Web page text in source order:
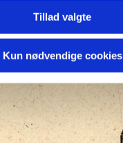
Tillad valgte
Kun nødvendige cookies